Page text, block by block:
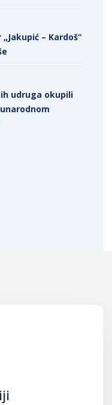
– Kardoš“
udruga okupili